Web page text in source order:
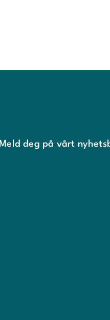
Meld deg på vårt